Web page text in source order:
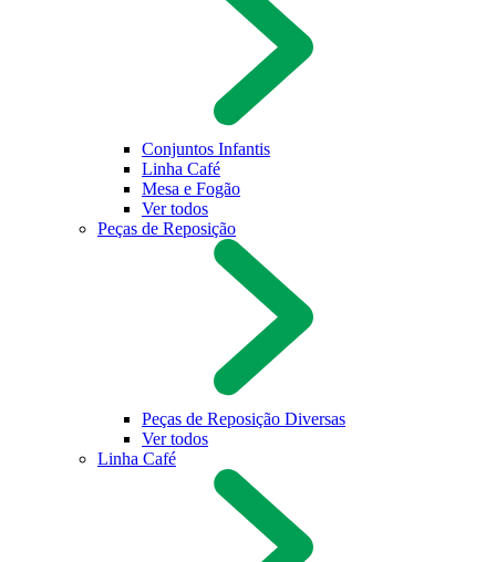
Conjuntos Infantis
Linha Café
Mesa e Fogão
Ver todos
Peças de Reposição
Peças de Reposição Diversas
Ver todos
Linha Café